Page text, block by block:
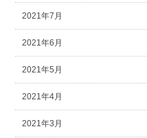
2021年7月
2021年6月
2021年5月
2021年4月
2021年3月